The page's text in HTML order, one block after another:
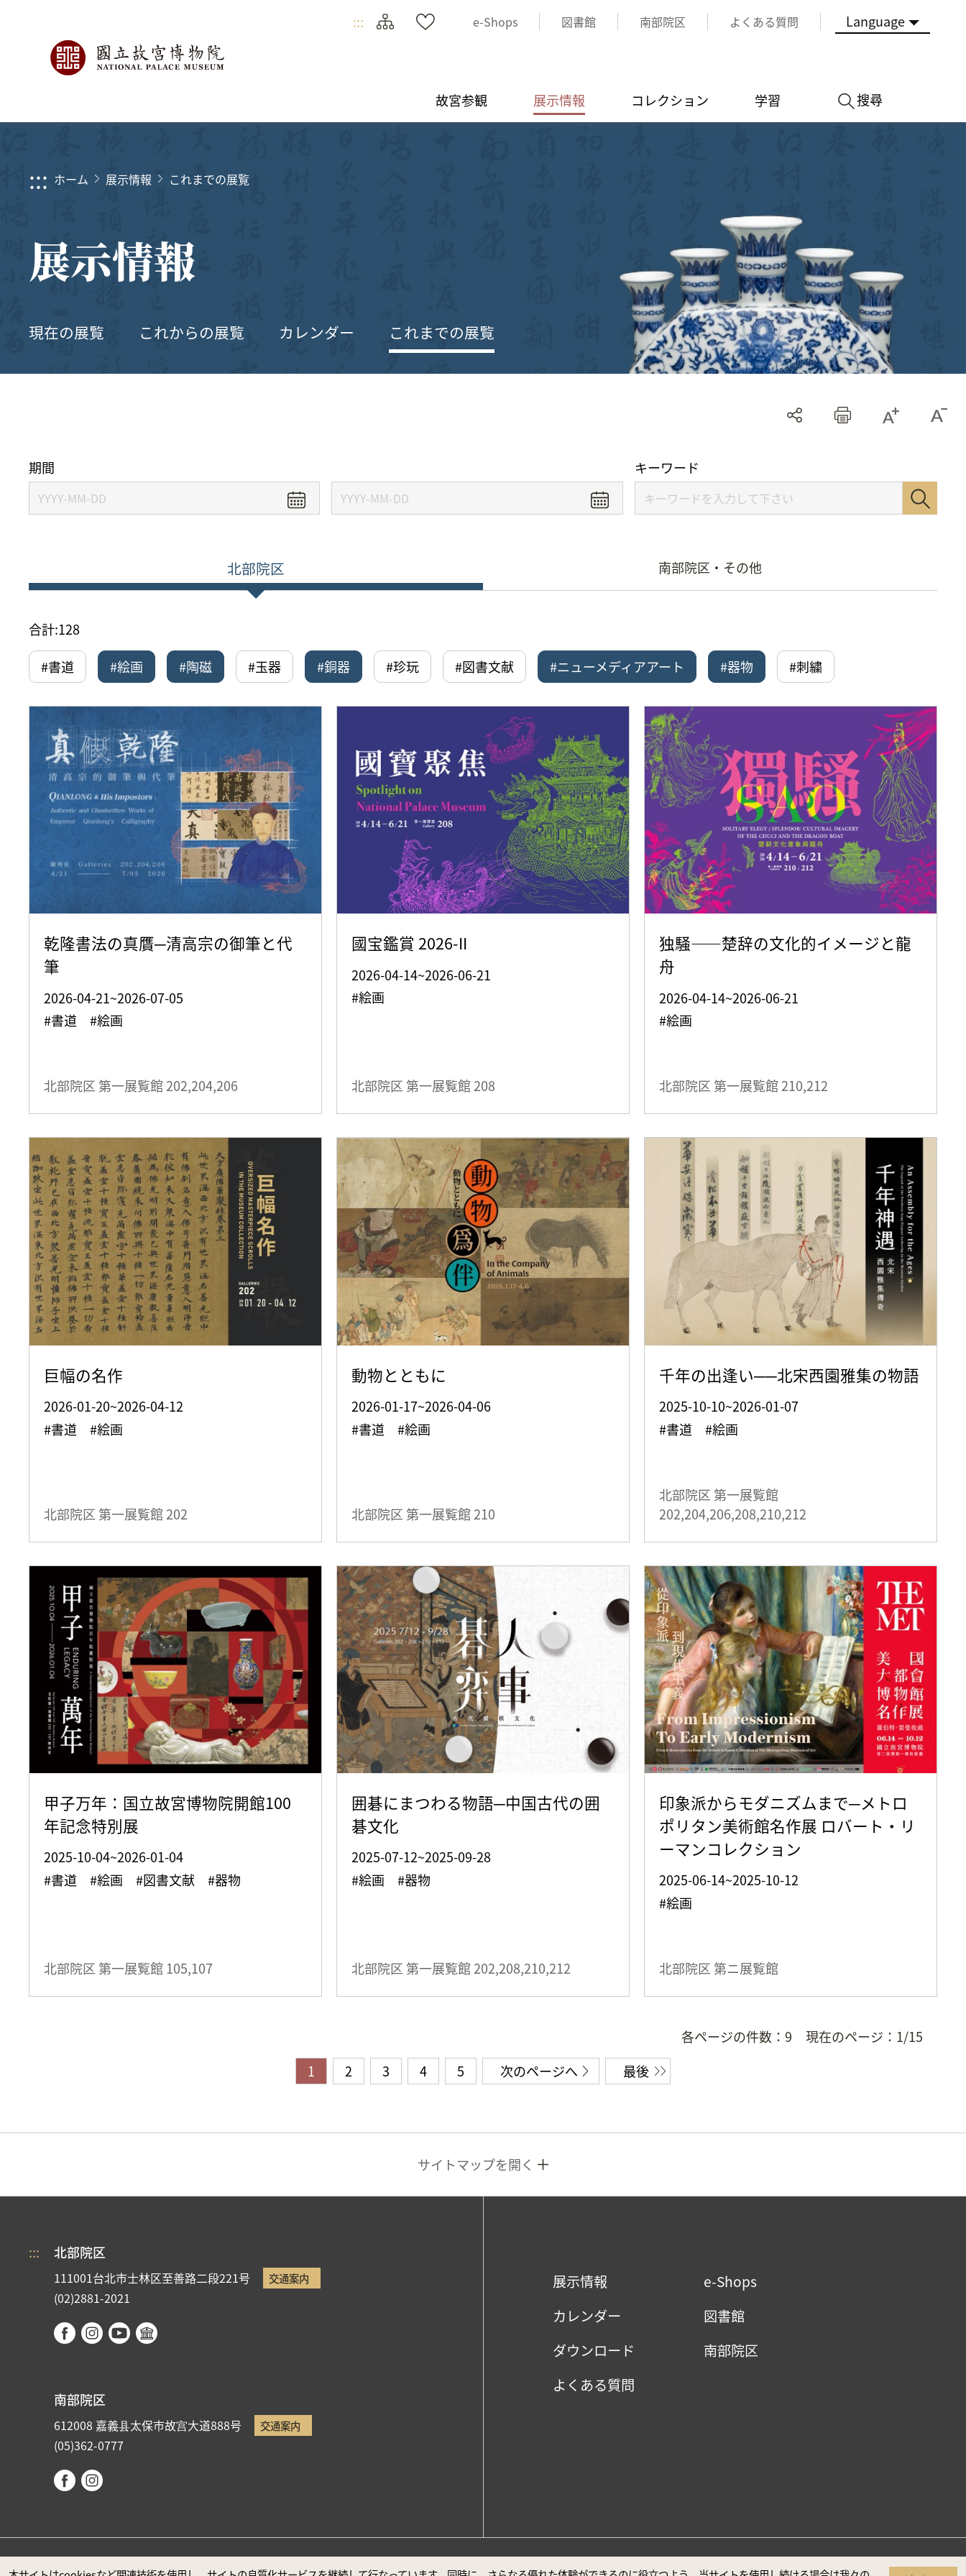
::: e-Shops 図書館 南部院区 よくある質問 Language
故宮参観 展示情報 コレクション 学習 搜尋
::: ホーム 展示情報 これまでの展覧
展示情報
現在の展覧 これからの展覧 カレンダー これまでの展覧
期間 キーワード
北部院区 南部院区・その他
合計:128
#書道
#絵画 #陶磁 #玉器 #銅器 #珍玩 #図書文献 #ニューメディアアート #器物 #刺繍
乾隆書法の真贋─清高宗の御筆と代
筆
2026-04-21~2026-07-05
#書道 #絵画
北部院区 第一展覧館202,204,206
國宝鑑賞 2026-II
2026-04-14~2026-06-21
#絵画
北部院区 第一展覧館208
独騒——楚辞の文化的イメージと龍
舟
2026-04-14~2026-06-21
#絵画
北部院区 第一展覧館210,212
巨幅の名作
2026-01-20~2026-04-12
#書道 #絵画
北部院区 第一展覧館 202
動物とともに
2026-01-17~2026-04-06
#書道 #絵画
北部院区 第一展覧館 210
千年の出逢い──北宋西園雅集の物語
2025-10-10~2026-01-07
#書道 #絵画
北部院区 第一展覧館
202,204,206,208,210,212
甲子万年：国立故宮博物院開館100
年記念特別展
2025-10-04~2026-01-04
#書道 #絵画 #図書文献 #器物
北部院区 第一展覧館 105,107
囲碁にまつわる物語─中国古代の囲
碁文化
2025-07-12~2025-09-28
#絵画 #器物
北部院区 第一展覧館202,208,210,212
印象派からモダニズムまで─メトロ
ポリタン美術館名作展 ロバート・リ
ーマンコレクション
2025-06-14~2025-10-12
#絵画
北部院区 第ニ展覧館
各ページの件数： 9 現在のページ： 1/15
1
2 3 4 5 次のページへ 最後
サイトマップを開く
::: 北部院区
111001台北市士林区至善路二段221号 交通案内
(02)2881-2021
南部院区
612008 嘉義县太保市故宫大道888号 交通案内
(05)362-0777
展示情報
カレンダー
ダウンロード
よくある質問
e-Shops
図書館
南部院区
国立故宮博物院著作権所有 本サイトはMicrosoft Edge、Google Chrome最新バージョンでの閲覧を推奨しております。（推奨解像度1920×1080）